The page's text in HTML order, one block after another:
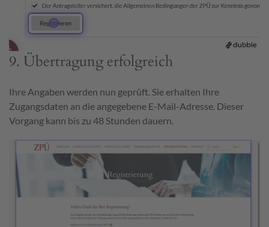
9. Übertragung erfolgreich
Ihre Angaben werden nun geprüft. Sie erhalten Ihre
Zugangsdaten an die angegebene E-Mail-Adresse. Dieser
Vorgang kann bis zu 48 Stunden dauern.